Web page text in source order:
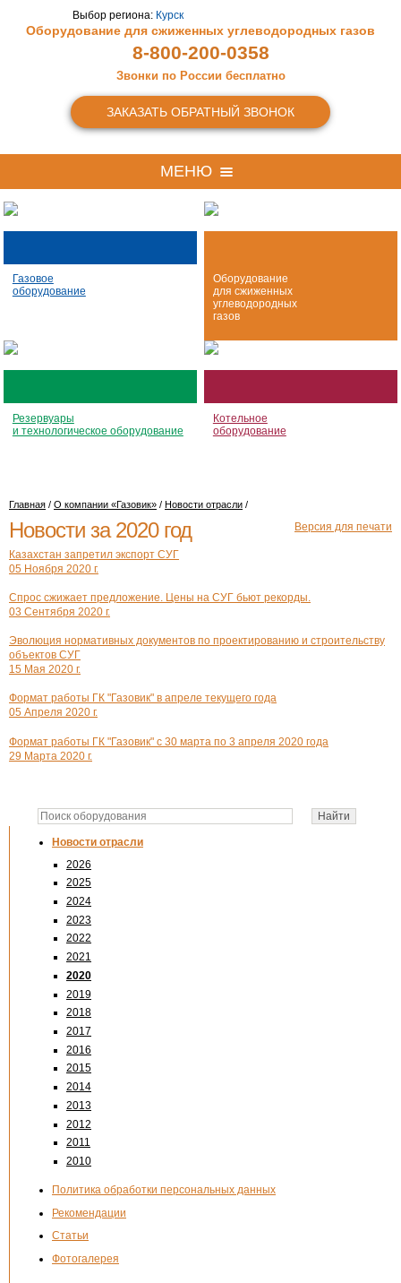
Выбор региона: Курск
Оборудование для сжиженных углеводородных газов
8-800-200-0358
Звонки по России бесплатно
ЗАКАЗАТЬ ОБРАТНЫЙ ЗВОНОК
МЕНЮ
Газовое
оборудование
Оборудование
для сжиженных
углеводородных
газов
Резервуары
и технологическое оборудование
Котельное
оборудование
Новости отрасли
2026
2025
2024
2023
2022
2021
2020
2019
2018
2017
2016
2015
2014
2013
2012
2011
2010
Политика обработки персональных данных
Рекомендации
Статьи
Фотогалерея
Главная / О компании «Газовик» / Новости отрасли /
Версия для печати
Новости за 2020 год
Казахстан запретил экспорт СУГ
05 Ноября 2020 г.
Спрос сжижает предложение. Цены на СУГ бьют рекорды.
03 Сентября 2020 г.
Эволюция нормативных документов по проектированию и строительству
объектов СУГ
15 Мая 2020 г.
Формат работы ГК "Газовик" в апреле текущего года
05 Апреля 2020 г.
Формат работы ГК "Газовик" с 30 марта по 3 апреля 2020 года
29 Марта 2020 г.